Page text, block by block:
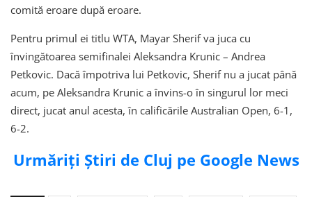
comită eroare după eroare.
Pentru primul ei titlu WTA, Mayar Sherif va juca cu
învingătoarea semifinalei Aleksandra Krunic – Andrea
Petkovic. Dacă împotriva lui Petkovic, Sherif nu a jucat până
acum, pe Aleksandra Krunic a învins-o în singurul lor meci
direct, jucat anul acesta, în calificările Australian Open, 6-1,
6-2.
Urmăriți Știri de Cluj pe Google News